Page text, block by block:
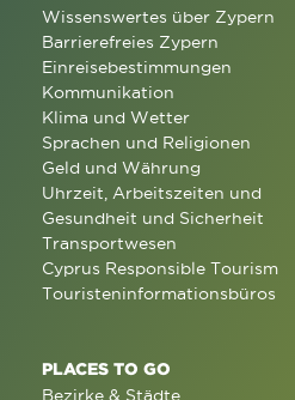
Wissenswertes über Zypern
Barrierefreies Zypern
Einreisebestimmungen
Kommunikation
Klima und Wetter
Sprachen und Religionen
Geld und Währung
Uhrzeit, Arbeitszeiten und
Gesundheit und Sicherheit
Transportwesen
Cyprus Responsible Tourism
Touristeninformationsbüros
PLACES TO GO
Bezirke & Städte